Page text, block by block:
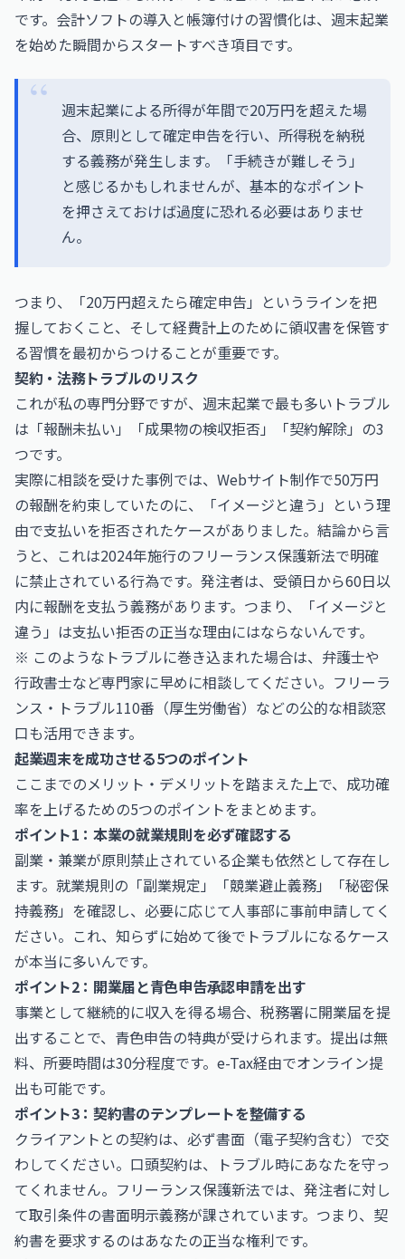
です。会計ソフトの導入と帳簿付けの習慣化は、週末起業
を始めた瞬間からスタートすべき項目です。
週末起業による所得が年間で20万円を超えた場
合、原則として確定申告を行い、所得税を納税
する義務が発生します。「手続きが難しそう」
と感じるかもしれませんが、基本的なポイント
を押さえておけば過度に恐れる必要はありませ
ん。
つまり、「20万円超えたら確定申告」というラインを把
握しておくこと、そして経費計上のために領収書を保管す
る習慣を最初からつけることが重要です。
契約・法務トラブルのリスク
これが私の専門分野ですが、週末起業で最も多いトラブル
は「報酬未払い」「成果物の検収拒否」「契約解除」の3
つです。
実際に相談を受けた事例では、Webサイト制作で50万円
の報酬を約束していたのに、「イメージと違う」という理
由で支払いを拒否されたケースがありました。結論から言
うと、これは2024年施行のフリーランス保護新法で明確
に禁止されている行為です。発注者は、受領日から60日以
内に報酬を支払う義務があります。つまり、「イメージと
違う」は支払い拒否の正当な理由にはならないんです。
※ このようなトラブルに巻き込まれた場合は、弁護士や
行政書士など専門家に早めに相談してください。フリーラ
ンス・トラブル110番（厚生労働省）などの公的な相談窓
口も活用できます。
起業週末を成功させる5つのポイント
ここまでのメリット・デメリットを踏まえた上で、成功確
率を上げるための5つのポイントをまとめます。
ポイント1：本業の就業規則を必ず確認する
副業・兼業が原則禁止されている企業も依然として存在し
ます。就業規則の「副業規定」「競業避止義務」「秘密保
持義務」を確認し、必要に応じて人事部に事前申請してく
ださい。これ、知らずに始めて後でトラブルになるケース
が本当に多いんです。
ポイント2：開業届と青色申告承認申請を出す
事業として継続的に収入を得る場合、税務署に開業届を提
出することで、青色申告の特典が受けられます。提出は無
料、所要時間は30分程度です。e-Tax経由でオンライン提
出も可能です。
ポイント3：契約書のテンプレートを整備する
クライアントとの契約は、必ず書面（電子契約含む）で交
わしてください。口頭契約は、トラブル時にあなたを守っ
てくれません。フリーランス保護新法では、発注者に対し
て取引条件の書面明示義務が課されています。つまり、契
約書を要求するのはあなたの正当な権利です。